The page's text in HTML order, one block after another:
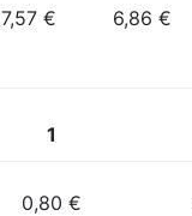
7,57 € 6,86 €
1
0,80 €